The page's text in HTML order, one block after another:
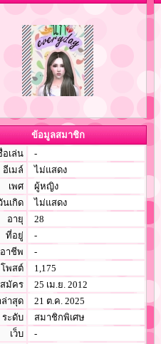
ข้อมูลสมาชิก
อเล่น
-
อีเมล์
ไม่แสดง
เพศ
ผู้หญิง
นเกิด
ไม่แสดง
อายุ
28
ที่อยู่
-
อาชีพ
-
โพสต์
1,175
มัคร
25 เม.ย. 2012
ล่าสุด
21 ต.ค. 2025
ระดับ
สมาชิกพิเศษ
เว็บ
-